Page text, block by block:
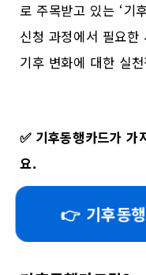
로 주목받고 있는 ‘기
신청 과정에서 필요
기후 변화에 대한 실
✅ 기후동행카드가 가
요.
👉 기후동